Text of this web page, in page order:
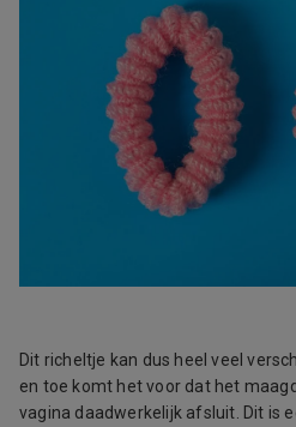
Dit richeltje kan dus heel veel
en toe komt het voor dat het
vagina daadwerkelijk afsluit. Dit is